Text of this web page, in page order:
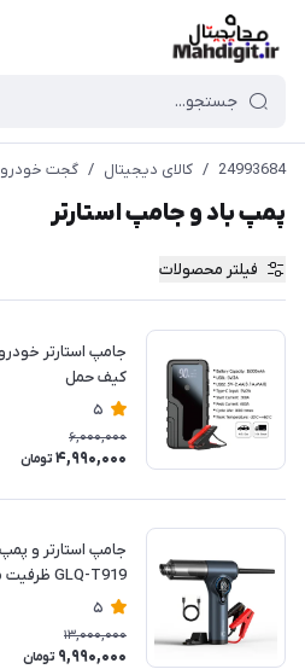
24993684
/ کالای دیجیتال / گجت خودرو
پمپ باد و جامپ استارتر
فیلتر محصولات
کیف حمل
5
6,000,000
4,990,000 تومان
GLQ-T919 ظرفیت میلی‌آمپر
5
13,000,000
9,990,000 تومان